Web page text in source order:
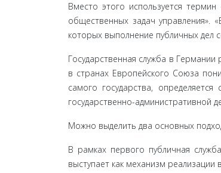
Вместо этого используется
обществен­ных задач управления».
которых выполнение публичных дел
Государственная служба в
в странах Европейского Союза
самого государства,
государственно-административной
Можно выделить два основных
В рамках первого публичная
выступает как механизм